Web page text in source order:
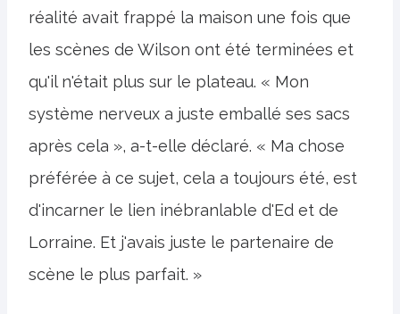
réalité avait frappé la maison une fois que
les scènes de Wilson ont été terminées et
qu'il n'était plus sur le plateau. « Mon
système nerveux a juste emballé ses sacs
après cela », a-t-elle déclaré. « Ma chose
préférée à ce sujet, cela a toujours été, est
d'incarner le lien inébranlable d'Ed et de
Lorraine. Et j'avais juste le partenaire de
scène le plus parfait. »